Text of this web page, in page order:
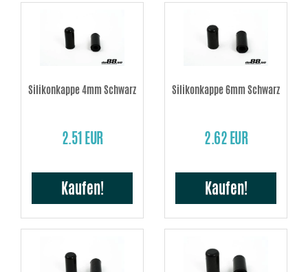
Silikonkappe 4mm Schwarz
2.51 EUR
Kaufen!
Silikonkappe 6mm Schwarz
2.62 EUR
Kaufen!